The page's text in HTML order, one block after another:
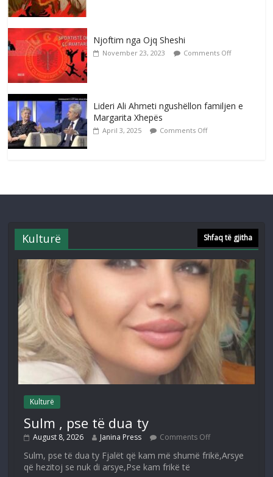
Njoftim nga Ojq Sheshi
November 23, 2023 Comments Off
Lideri Ali Ahmeti ngushëllon familjen e
Margarita Xhepës
April 3, 2025 Comments Off
Kulturë Shfaq të gjitha
Kulturë
Sulm , pse të dua ty
August 8, 2026 Janina Press Comments Off
Sulm, pse të dua ty Fjalët që kam më shumë frikë,Arsye
që hezitoj se nuk di arsye,Pse kam frikë të